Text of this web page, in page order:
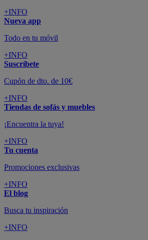
+INFO
Nueva app
Todo en tu móvil
+INFO
Suscríbete
Cupón de dto. de 10€
+INFO
Tiendas de sofás y muebles
¡Encuentra la tuya!
+INFO
Tu cuenta
Promociones exclusivas
+INFO
El blog
Busca tu inspiración
+INFO